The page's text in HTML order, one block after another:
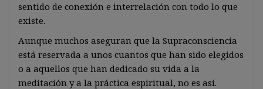
sentido de conexión e interrelación con todo lo que
existe.
Aunque muchos aseguran que la Supraconsciencia
está reservada a unos cuantos que han sido elegidos
o a aquellos que han dedicado su vida a la
meditación y a la práctica espiritual, no es así.